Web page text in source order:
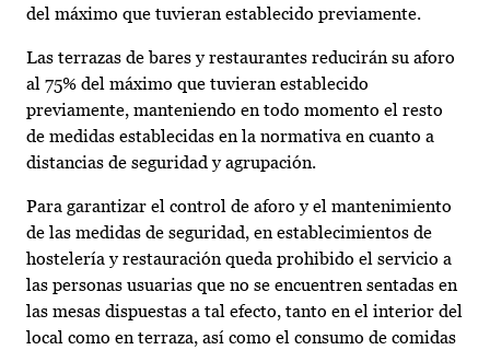
del máximo que tuvieran establecido previamente.
Las terrazas de bares y restaurantes reducirán su aforo
al 75% del máximo que tuvieran establecido
previamente, manteniendo en todo momento el resto
de medidas establecidas en la normativa en cuanto a
distancias de seguridad y agrupación.
Para garantizar el control de aforo y el mantenimiento
de las medidas de seguridad, en establecimientos de
hostelería y restauración queda prohibido el servicio a
las personas usuarias que no se encuentren sentadas en
las mesas dispuestas a tal efecto, tanto en el interior del
local como en terraza, así como el consumo de comidas